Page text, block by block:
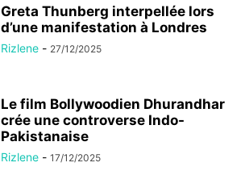
Greta Thunberg interpellée lors
d’une manifestation à Londres
Rizlene - 27/12/2025
Le film Bollywoodien Dhurandhar
crée une controverse Indo-
Pakistanaise
Rizlene - 17/12/2025